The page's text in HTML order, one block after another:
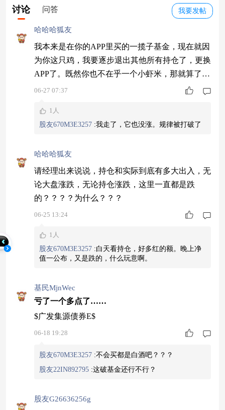
我要发帖
讨论 问答
哈哈哈狐友
我本来是在你的APP里买的一揽子基金，现在就因
为你这只鸡，我要逐步退出其他所有持仓了，更换
APP了。既然你也不在乎一个小虾米，那就算了，
各走各路。
06-27 07:37
1人
股友670M3E3257 :我走了，它也没涨。规律被打破了
哈哈哈狐友
请经理出来说说，持仓和实际到底有多大出入，无
论大盘涨跌，无论持仓涨跌，这里一直都是跌
的？？？？为什么？？？
06-25 13:24
1人
股友670M3E3257 :白天看持仓，好多红的额。晚上净
值一公布，又是跌的，什么玩意啊。
基民MjnWec
亏了一个多点了……
$广发集源债券E$
06-18 19:28
股友670M3E3257 :不会买都是白酒吧？？？
股友22IN892795 :这破基金还行不行？
股友G26636256g